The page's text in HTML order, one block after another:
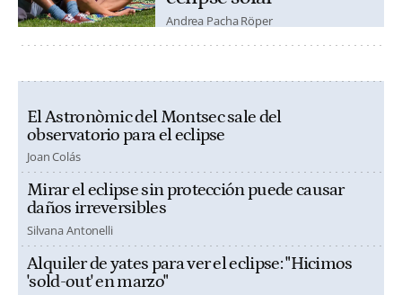
Andrea Pacha Röper
El Astronòmic del Montsec sale del
observatorio para el eclipse
Joan Colás
Mirar el eclipse sin protección puede causar
daños irreversibles
Silvana Antonelli
Alquiler de yates para ver el eclipse: "Hicimos
'sold-out' en marzo"